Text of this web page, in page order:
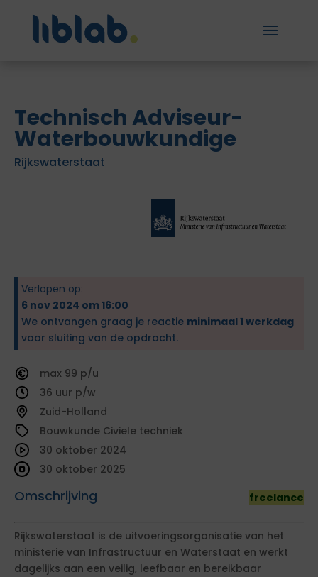
Technisch Adviseur-
Waterbouwkundige
Rijkswaterstaat
Verlopen op:
6 nov 2024 om 16:00
We ontvangen graag je reactie minimaal 1 werkdag
voor sluiting van de opdracht.
99
36
Zuid-Holland
Bouwkunde Civiele techniek
Omschrijving freelance
30 oktober 2024
30 oktober 2025
Rijkswaterstaat is de uitvoeringsorganisatie van het
ministerie van Infrastructuur en Waterstaat en werkt
dagelijks aan een veilig, leefbaar en bereikbaar